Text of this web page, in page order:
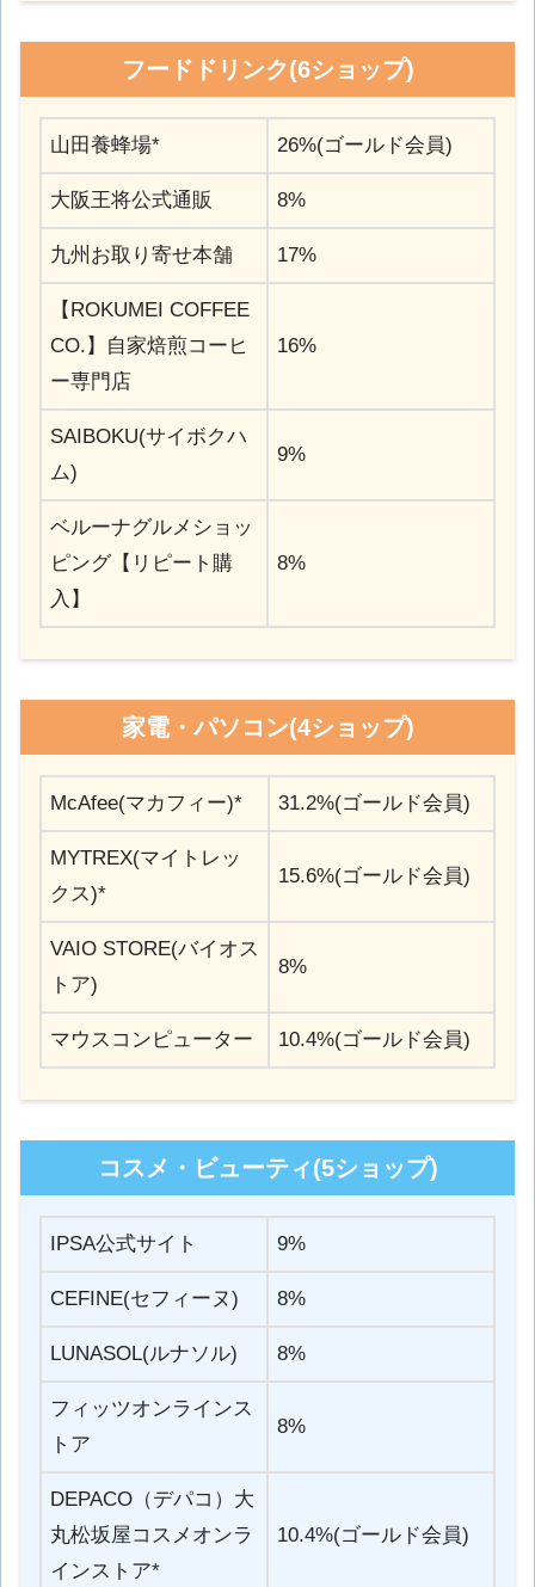
フードドリンク(6ショップ)
山田養蜂場* 26%(ゴールド会員)
大阪王将公式通販 8%
九州お取り寄せ本舗 17%
【ROKUMEI COFFEE
CO.】自家焙煎コーヒ
ー専門店
16%
SAIBOKU(サイボクハ
ム)
9%
ベルーナグルメショッ
ピング【リピート購
入】
8%
家電・パソコン(4ショップ)
McAfee(マカフィー)* 31.2%(ゴールド会員)
MYTREX(マイトレッ
クス)*
15.6%(ゴールド会員)
VAIO STORE(バイオス
トア)
8%
マウスコンピューター 10.4%(ゴールド会員)
コスメ・ビューティ(5ショップ)
IPSA公式サイト 9%
CEFINE(セフィーヌ) 8%
LUNASOL(ルナソル) 8%
フィッツオンラインス
トア
8%
DEPACO（デパコ）大
丸松坂屋コスメオンラ
インストア*
10.4%(ゴールド会員)